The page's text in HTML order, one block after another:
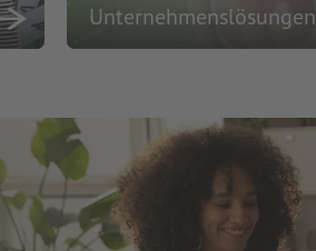
Unternehmenslösungen